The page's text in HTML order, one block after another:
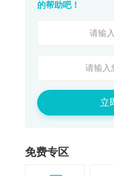
的帮助吧！
立
免费专区